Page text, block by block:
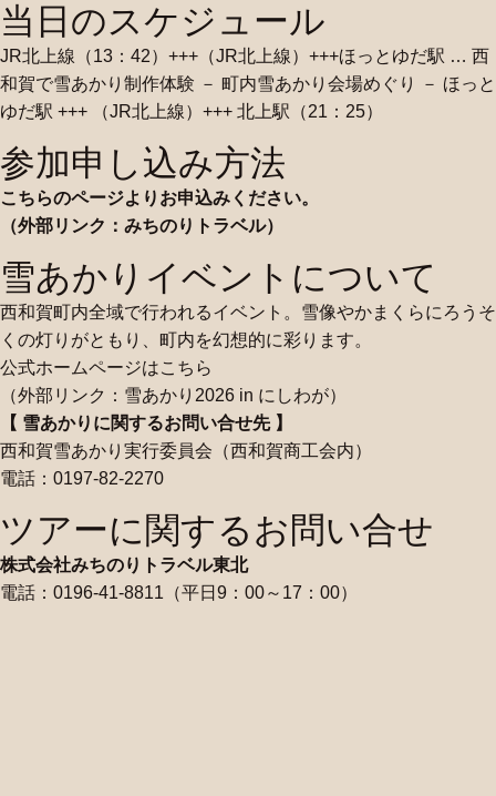
当日のスケジュール
JR北上線（13：42）+++（JR北上線）+++ほっとゆだ駅 … 西
和賀で雪あかり制作体験 － 町内雪あかり会場めぐり － ほっと
ゆだ駅 +++ （JR北上線）+++ 北上駅（21：25）
参加申し込み方法
こちらのページよりお申込みください。
（外部リンク：みちのりトラベル）
雪あかりイベントについて
西和賀町内全域で行われるイベント。雪像やかまくらにろうそ
くの灯りがともり、町内を幻想的に彩ります。
公式ホームページはこちら
（外部リンク：雪あかり2026 in にしわが）
【 雪あかりに関するお問い合せ先 】
西和賀雪あかり実行委員会（西和賀商工会内）
電話：0197-82-2270
ツアーに関するお問い合せ
株式会社みちのりトラベル東北
電話：0196-41-8811（平日9：00～17：00）